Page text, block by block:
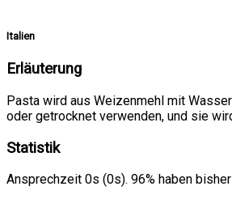
Italien
Erläuterung
Pasta wird aus Weizenmehl mit
oder getrocknet verwenden, und sie
Statistik
Ansprechzeit 0s (0s). 96% haben